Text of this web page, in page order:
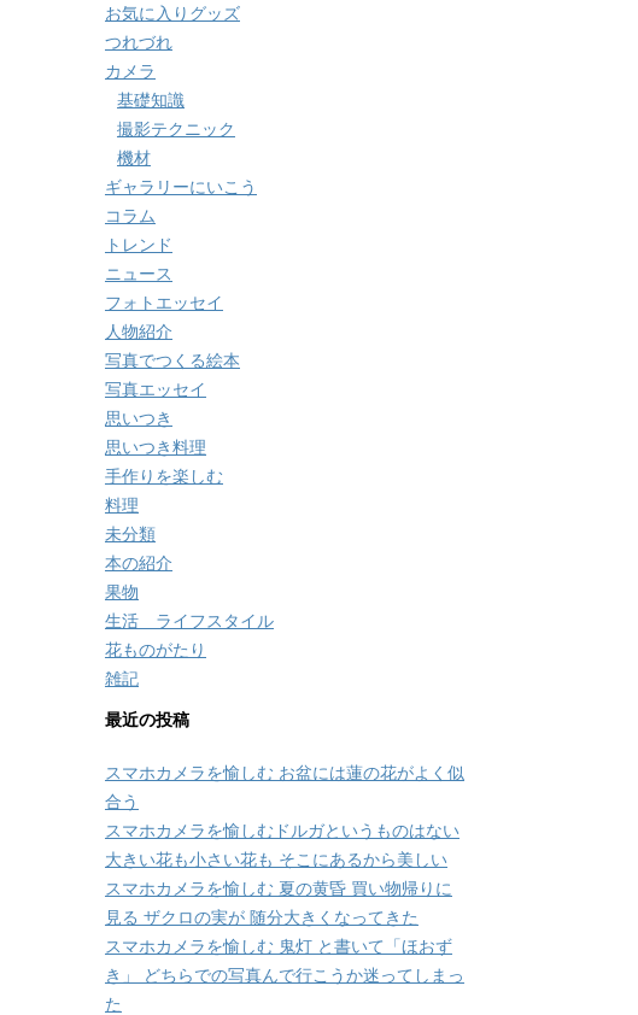
お気に入りグッズ
つれづれ
カメラ
基礎知識
撮影テクニック
機材
ギャラリーにいこう
コラム
トレンド
ニュース
フォトエッセイ
人物紹介
写真でつくる絵本
写真エッセイ
思いつき
思いつき料理
手作りを楽しむ
料理
未分類
本の紹介
果物
生活 ライフスタイル
花ものがたり
雑記
最近の投稿
スマホカメラを愉しむ お盆には蓮の花がよく似
合う
スマホカメラを愉しむドルガというものはない
大きい花も小さい花も そこにあるから美しい
スマホカメラを愉しむ 夏の黄昏 買い物帰りに
見る ザクロの実が 随分大きくなってきた
スマホカメラを愉しむ 鬼灯 と書いて「ほおず
き」 どちらでの写真んで行こうか迷ってしまっ
た